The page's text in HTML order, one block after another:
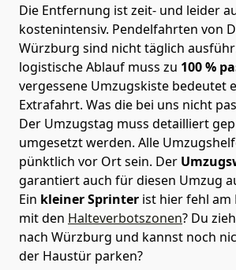
Die Entfernung ist zeit- und leider
kostenintensiv. Pendelfahrten von
Würzburg sind nicht täglich
logistische Ablauf muss zu 100 %
vergessene Umzugskiste bedeutet
Extrafahrt. Was die bei uns nicht
Der Umzugstag muss detailliert
umgesetzt werden. Alle
pünktlich vor Ort sein. Der
garantiert auch für diesen Umzug
Ein kleiner Sprinter ist hier fehl am
mit den Halteverbotszonen? Du
nach Würzburg und kannst noch
der Haustür parken?